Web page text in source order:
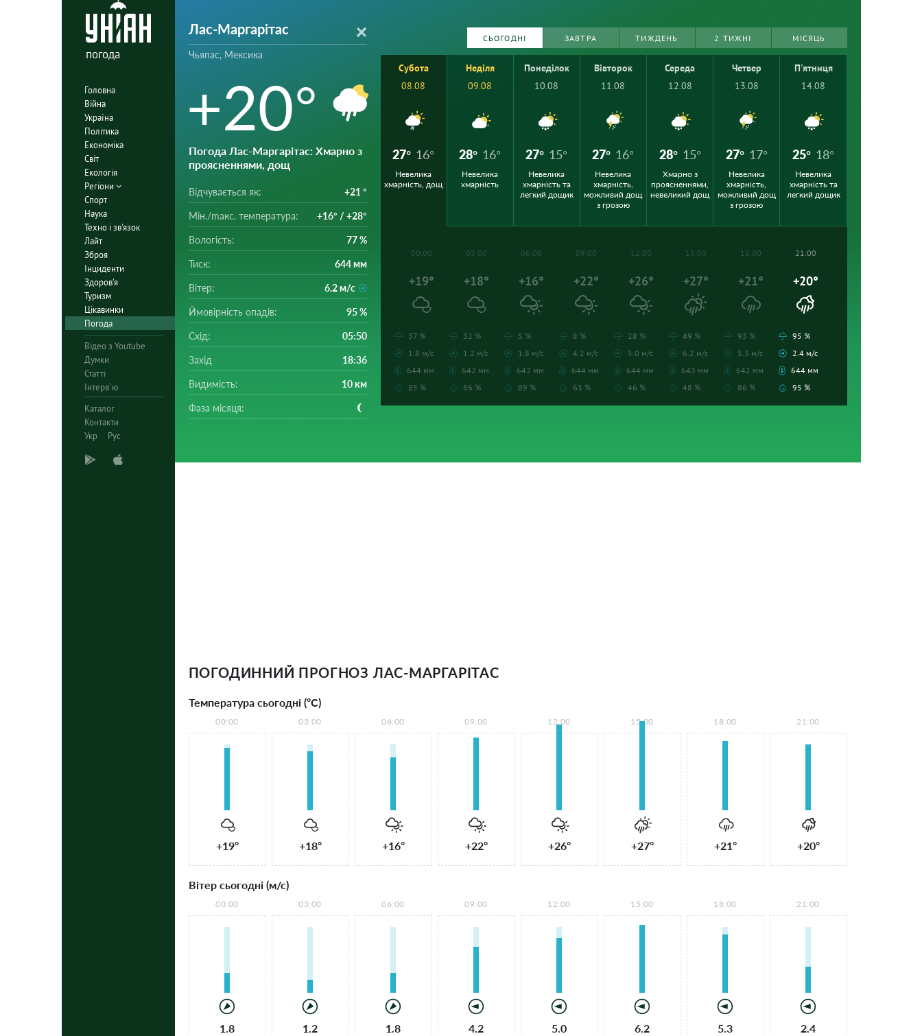
погода
Головна
Війна
Україна
Політика
Економіка
Світ
Екологія
Регіони
Спорт
Наука
Техно і зв'язок
Лайт
Зброя
Інциденти
Здоров'я
Туризм
Цікавинки
Погода
Відео з Youtube
Думки
Статті
Інтерв`ю
Каталог
Контакти
Укр
Рус
Лас-Маргарітас
Чьяпас, Мексика
+20°
Погода Лас-Маргарітас: Хмарно з
проясненнями, дощ
Відчувається як: +21 °
Мін./mакс. температура: +16° / +28°
Вологість: 77 %
Тиск: 644 мм
Вітер: 6.2 м/с
Ймовірність опадів: 95 %
Схід: 05:50
Захід 18:36
Видимість: 10 км
Фаза місяця:
СЬОГОДНІ ЗАВТРА ТИЖДЕНЬ 2 ТИЖНІ МІСЯЦЬ
Субота
08.08
27° 16°
Невелика
хмарність, дощ
Неділя
09.08
28° 16°
Невелика
хмарність
Понеділок
10.08
27° 15°
Невелика
хмарність та
легкий дощик
Вівторок
11.08
27° 16°
Невелика
хмарність,
можливий дощ
з грозою
Середа
12.08
28° 15°
Хмарно з
проясненнями,
невеликий дощ
Четвер
13.08
27° 17°
Невелика
хмарність,
можливий дощ
з грозою
П'ятниця
14.08
25° 18°
Невелика
хмарність та
легкий дощик
00:00
+19°
37 %
1.8 м/с
644 мм
85 %
03:00
+18°
32 %
1.2 м/с
642 мм
86 %
06:00
+16°
5 %
1.8 м/с
642 мм
89 %
09:00
+22°
8 %
4.2 м/с
644 мм
63 %
12:00
+26°
28 %
5.0 м/с
644 мм
46 %
15:00
+27°
49 %
6.2 м/с
643 мм
48 %
18:00
+21°
93 %
5.3 м/с
642 мм
86 %
21:00
+20°
95 %
2.4 м/с
644 мм
95 %
ПОГОДИННИЙ ПРОГНОЗ ЛАС-МАРГАРІТАС
Температура сьогодні (°С)
00:00
+19°
03:00
+18°
06:00
+16°
09:00
+22°
12:00
+26°
15:00
+27°
18:00
+21°
21:00
+20°
Вітер сьогодні (м/с)
00:00
1.8
03:00
1.2
06:00
1.8
09:00
4.2
12:00
5.0
15:00
6.2
18:00
5.3
21:00
2.4